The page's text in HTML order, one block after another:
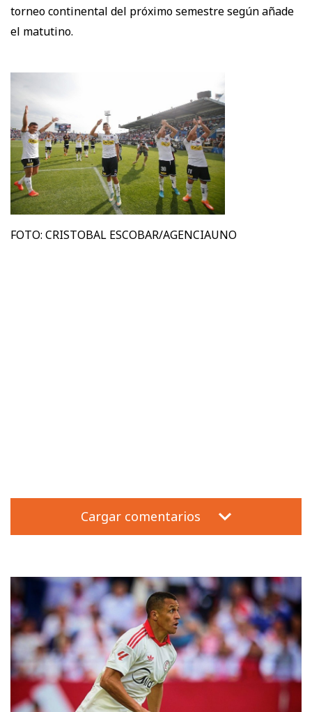
torneo continental del próximo semestre según añade
el matutino.
FOTO: CRISTOBAL ESCOBAR/AGENCIAUNO
Cargar comentarios